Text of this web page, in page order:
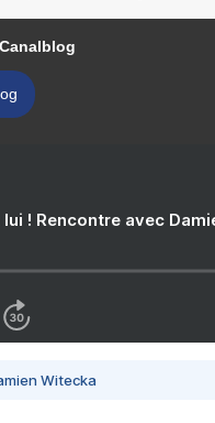
! Rencontre avec
Witecka